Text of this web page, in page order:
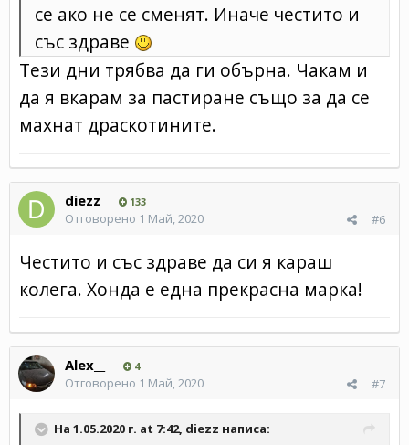
се ако не се сменят. Иначе честито и
със здраве
Тези дни трябва да ги обърна. Чакам и
да я вкарам за пастиране също за да се
махнат драскотините.
diezz 133
#6
Отговорено 1 Май, 2020
Честито и със здраве да си я караш
колега. Хонда е една прекрасна марка!
Alex__ 4
#7
Отговорено 1 Май, 2020
На 1.05.2020 г. at 7:42, diezz написа: